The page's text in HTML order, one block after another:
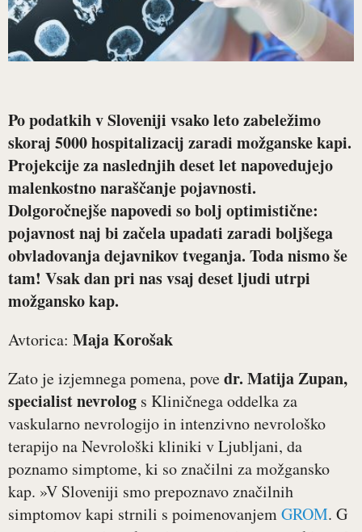
Po podatkih v Sloveniji vsako leto zabeležimo
skoraj 5000 hospitalizacij zaradi možganske kapi.
Projekcije za naslednjih deset let napovedujejo
malenkostno naraščanje pojavnosti.
Dolgoročnejše napovedi so bolj optimistične:
pojavnost naj bi začela upadati zaradi boljšega
obvladovanja dejavnikov tveganja. Toda nismo še
tam! Vsak dan pri nas vsaj deset ljudi utrpi
možgansko kap.
Avtorica: Maja Korošak
Zato je izjemnega pomena, povedr. Matija Zupan,
specialist nevrolog s Kliničnega oddelka za
vaskularno nevrologijo in intenzivno nevrološko
terapijo na Nevrološki kliniki v Ljubljani, da
poznamo simptome, ki so značilni za možgansko
kap. »V Sloveniji smo prepoznavo značilnih
simptomov kapi strnili s poimenovanjemGROM. G